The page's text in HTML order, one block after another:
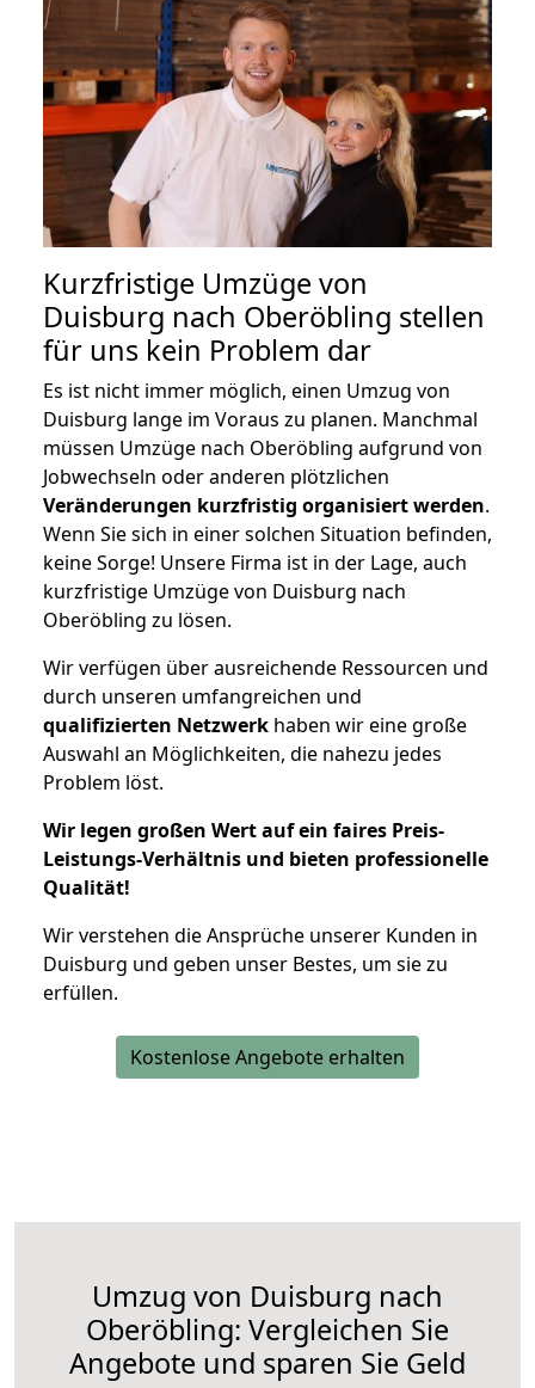
Kurzfristige Umzüge von
Duisburg nach Oberöbling stellen
für uns kein Problem dar
Es ist nicht immer möglich, einen Umzug von
Duisburg lange im Voraus zu planen. Manchmal
müssen Umzüge nach Oberöbling aufgrund von
Jobwechseln oder anderen plötzlichen
Veränderungen kurzfristig organisiert werden.
Wenn Sie sich in einer solchen Situation befinden,
keine Sorge! Unsere Firma ist in der Lage, auch
kurzfristige Umzüge von Duisburg nach
Oberöbling zu lösen.
Wir verfügen über ausreichende Ressourcen und
durch unseren umfangreichen und
qualifizierten Netzwerk haben wir eine große
Auswahl an Möglichkeiten, die nahezu jedes
Problem löst.
Wir legen großen Wert auf ein faires Preis-
Leistungs-Verhältnis und bieten professionelle
Qualität!
Wir verstehen die Ansprüche unserer Kunden in
Duisburg und geben unser Bestes, um sie zu
erfüllen.
Kostenlose Angebote erhalten
Umzug von Duisburg nach
Oberöbling: Vergleichen Sie
Angebote und sparen Sie Geld